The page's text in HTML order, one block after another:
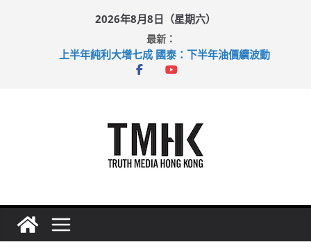
2026年8月8日（星期六）
最新：
上半年純利大增七成 國泰：下半年油價續波動
拜仁熱身賽挫維拉 啟德主場館奪錦標